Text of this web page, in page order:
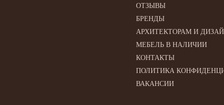
ОТЗЫВЫ
БРЕНДЫ
АРХИТЕКТОРАМ И
МЕБЕЛЬ В НАЛИЧИИ
КОНТАКТЫ
ПОЛИТИКА
ВАКАНСИИ